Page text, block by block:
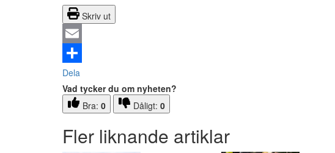
Skriv ut
Email
Dela
Vad tycker du om nyheten?
Bra: 0 Dåligt: 0
Fler liknande artiklar